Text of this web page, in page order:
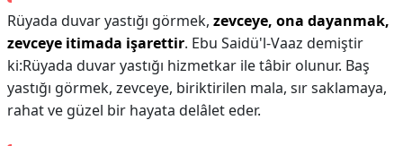
Rüyada duvar yastığı görmek, zevceye, ona dayanmak,
zevceye itimada işarettir. Ebu Saidü'l-Vaaz demiştir
ki:Rüyada duvar yastığı hizmetkar ile tâbir olunur. Baş
yastığı görmek, zevceye, biriktirilen mala, sır saklamaya,
rahat ve güzel bir hayata delâlet eder.